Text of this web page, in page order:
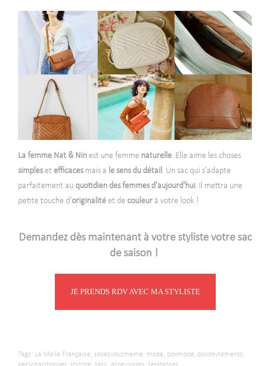
La femme Nat & Nin est une femme naturelle. Elle aime les choses
simpleset efficacesmais a le sens du détail. Un sac qui s'adapte
parfaitement au quotidien des femmes d'aujourd'hui. Il mettra une
petite touche d'originalité et de couleur à votre look !
Demandez dès maintenant à votre styliste votre sac
de saison !
JE PRENDS RDV AVEC MA STYLISTE
Tags: La Malle Française, soyezvousmeme, mode, boxmode, boxdevtements,